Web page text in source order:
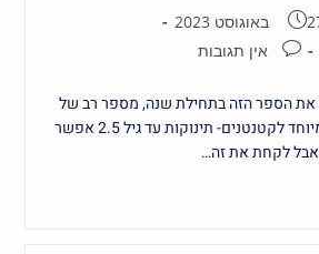
2023
אין תגובות
את הספר הזה בתחילת שנה, מספר רב של
פעמים. הוא מתאים במיוחד לקטנטנים- תינוקות עד גיל 2.5 אפשר
אבל לקחת את זה…